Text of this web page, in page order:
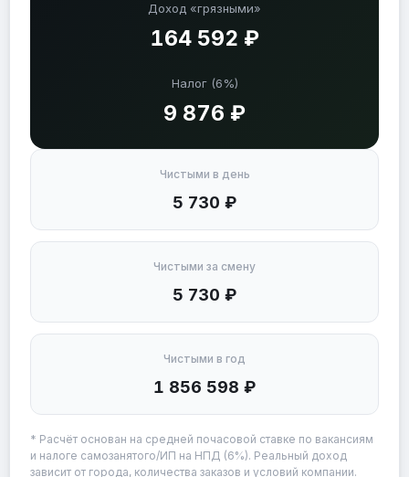
Доход «грязными»
164 592 ₽
Налог (6%)
9 876 ₽
Чистыми в день
5 730 ₽
Чистыми за смену
5 730 ₽
Чистыми в год
1 856 598 ₽
* Расчёт основан на средней почасовой ставке по вакансиям
и налоге самозанятого/ИП на НПД (6%). Реальный доход
зависит от города, количества заказов и условий компании.